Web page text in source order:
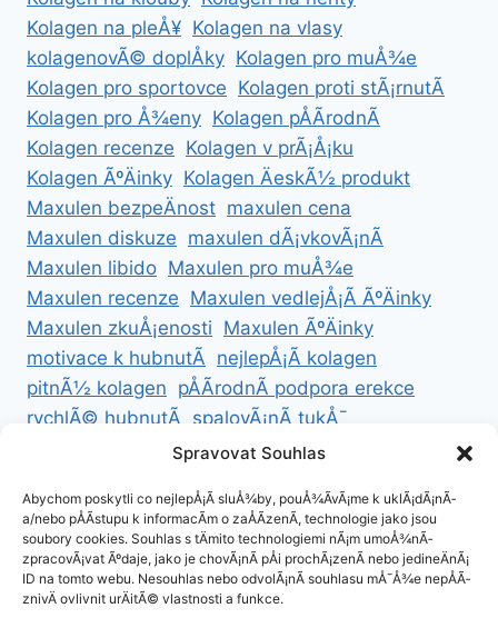
Kolagen na pleÅ¥ Kolagen na vlasy
kolagenovÃ© doplÅky Kolagen pro muÅ¾e
Kolagen pro sportovce Kolagen proti stÃ¡rnutÃ­
Kolagen pro Å¾eny Kolagen pÅÃ­rodnÃ­
Kolagen recenze Kolagen v prÃ¡Å¡ku
Kolagen ÃºÄinky Kolagen ÄeskÃ½ produkt
Maxulen bezpeÄnost maxulen cena
Maxulen diskuze maxulen dÃ¡vkovÃ¡nÃ­
Maxulen libido Maxulen pro muÅ¾e
Maxulen recenze Maxulen vedlejÅ¡Ã­ ÃºÄinky
Maxulen zkuÅ¡enosti Maxulen ÃºÄinky
motivace k hubnutÃ­ nejlepÅ¡Ã­ kolagen
pitnÃ½ kolagen pÅÃ­rodnÃ­ podpora erekce
rychlÃ© hubnutÃ­ spalovÃ¡nÃ­ tukÅ¯
ZdravÃ© hubnutÃ­ ZdravÃ© recepty na hubnutÃ­
ZÃ¡sady cookies (EU)
Spravovat Souhlas
Abychom poskytli co nejlepÅ¡Ã­ sluÅ¾by, pouÅ¾Ã­vÃ¡me k uklÃ¡dÃ¡nÃ­
a/nebo pÅÃ­stupu k informacÃ­m o zaÅÃ­zenÃ­, technologie jako jsou
soubory cookies. Souhlas s tÄmito technologiemi nÃ¡m umoÅ¾nÃ­
zpracovÃ¡vat Ãºdaje, jako je chovÃ¡nÃ­ pÅi prochÃ¡zenÃ­ nebo jedineÄnÃ¡
ID na tomto webu. Nesouhlas nebo odvolÃ¡nÃ­ souhlasu mÅ¯Å¾e nepÅÃ­
znivÄ ovlivnit urÄitÃ© vlastnosti a funkce.